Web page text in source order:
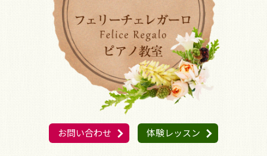
お問い合わせ 体験レッスン